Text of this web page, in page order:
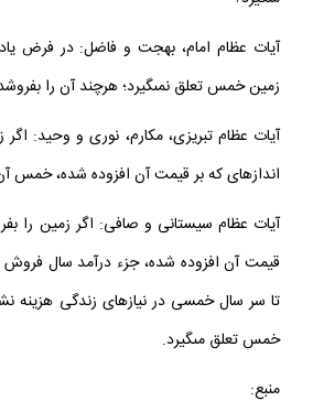
آيات عظام امام، بهجت و فاضل: در فرض
زمين خمس تعلق نمى‏گيرد؛ هرچند آن را
آيات عظام تبريزى، مكارم، نورى و وحيد: اگر
اندازه‏اى كه بر قيمت آن افزوده شده، خمس آن
آيات عظام سيستانى و صافى: اگر زمين را
قيمت آن افزوده شده، جزء درآمد سال
تا سر سال خمسى در نيازهاى زندگى هزينه
خمس تعلق مى‏گيرد.
منبع: